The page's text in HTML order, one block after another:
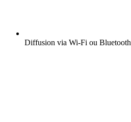
Diffusion via Wi-Fi ou Bluetooth